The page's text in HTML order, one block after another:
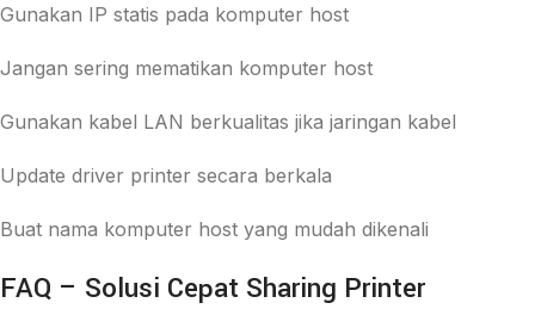
Gunakan IP statis pada komputer host
Jangan sering mematikan komputer host
Gunakan kabel LAN berkualitas jika jaringan kabel
Update driver printer secara berkala
Buat nama komputer host yang mudah dikenali
FAQ – Solusi Cepat Sharing Printer